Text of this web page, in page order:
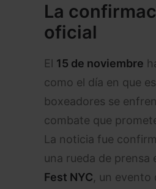
La
oficial
El 15 de noviembre
como el día en que
boxeadores se
combate que
La noticia fue
una rueda de prensa
Fest NYC, un evento